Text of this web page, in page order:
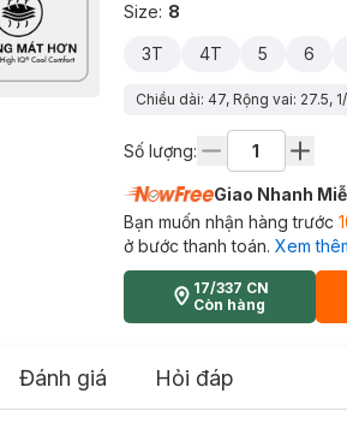
Size: 8
3T 4T 5 6
Chiều dài: 47, Rộng vai: 27.5,
Số lượng:
Giao Nhanh
Bạn muốn nhận hàng trước
ở bước thanh toán. Xem
17/337 CN
Còn hàng
Đánh giá Hỏi đáp